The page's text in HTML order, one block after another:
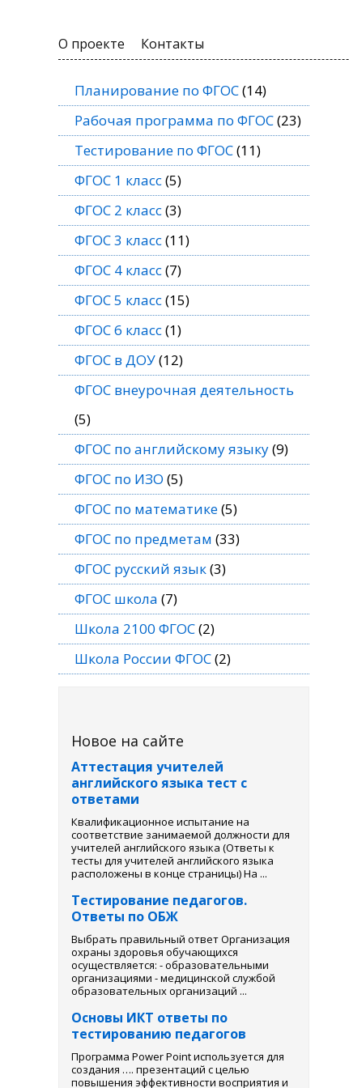
О проекте Контакты
Планирование по ФГОС(14)
Рабочая программа по ФГОС(23)
Тестирование по ФГОС(11)
ФГОС 1 класс(5)
ФГОС 2 класс(3)
ФГОС 3 класс(11)
ФГОС 4 класс(7)
ФГОС 5 класс(15)
ФГОС 6 класс(1)
ФГОС в ДОУ(12)
ФГОС внеурочная деятельность
(5)
ФГОС по английскому языку(9)
ФГОС по ИЗО (5)
ФГОС по математике(5)
ФГОС по предметам (33)
ФГОС русский язык(3)
ФГОС школа (7)
Школа 2100 ФГОС(2)
Школа России ФГОС(2)
Новое на сайте
Аттестация учителей
английского языка тест с
ответами
Квалификационное испытание на
соответствие занимаемой должности для
учителей английского языка (Ответы к
тесты для учителей английского языка
расположены в конце страницы) На ...
Тестирование педагогов.
Ответы по ОБЖ
Выбрать правильный ответ Организация
охраны здоровья обучающихся
осуществляется: - образовательными
организациями - медицинской службой
образовательных организаций ...
Основы ИКТ ответы по
тестированию педагогов
Программа Power Point используется для
создания …. презентаций с целью
повышения эффективности восприятия и